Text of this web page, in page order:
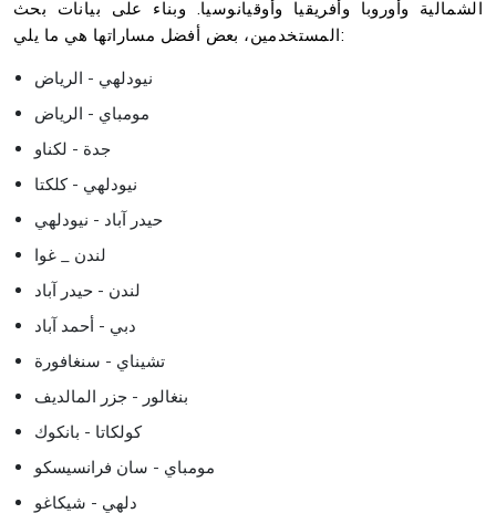
الشمالية وأوروبا وأفريقيا وأوقيانوسيا. وبناء على بيانات بحث
المستخدمين، بعض أفضل مساراتها هي ما يلي:
نيودلهي - الرياض
مومباي - الرياض
جدة - لكناو
نيودلهي - كلكتا
حيدر آباد - نيودلهي
لندن _ غوا
لندن - حيدر آباد
دبي - أحمد آباد
تشيناي - سنغافورة
بنغالور - جزر المالديف
كولكاتا - بانكوك
مومباي - سان فرانسيسكو
دلهي - شيكاغو